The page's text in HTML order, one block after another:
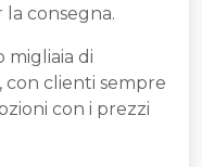
consegna.
migliaia di
, con clienti sempre
con i prezzi